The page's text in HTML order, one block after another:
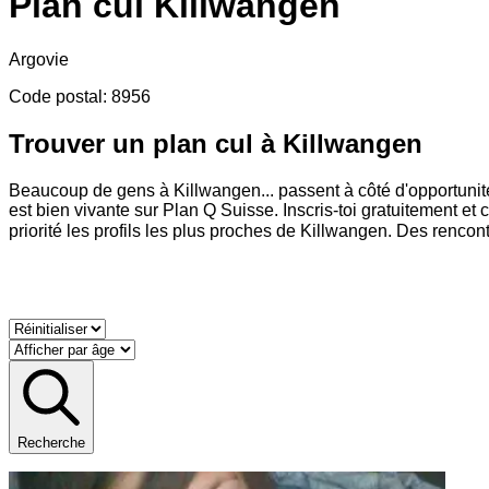
Argovie
Code postal : 8956
Trouver un plan cul à Killwangen
Beaucoup de gens à Killwangen... passent à côté
est bien vivante sur Plan Q Suisse. Inscris-toi gratuitement
priorité les profils les plus proches de Killwangen. Des
Recherche